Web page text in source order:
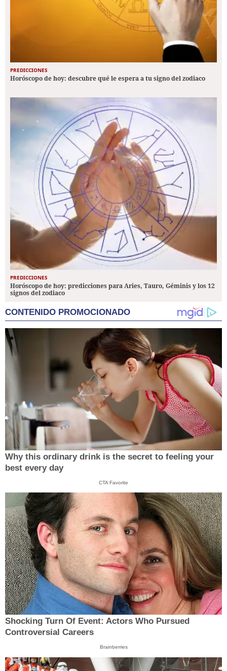
PREDICCIONES
Horóscopo de hoy: descubre qué le espera a tu signo del zodiaco
PREDICCIONES
Horóscopo de hoy: predicciones para Aries, Tauro, Géminis y los 12
signos del zodiaco
CONTENIDO PROMOCIONADO
Why this ordinary drink is the secret to feeling your
best every day
CTA Favorite
Shocking Turn Of Event: Actors Who Pursued
Controversial Careers
Brainberries